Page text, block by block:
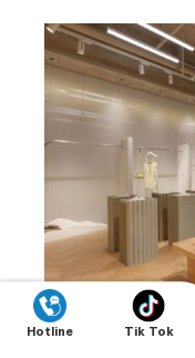
Hotline Tik Tok